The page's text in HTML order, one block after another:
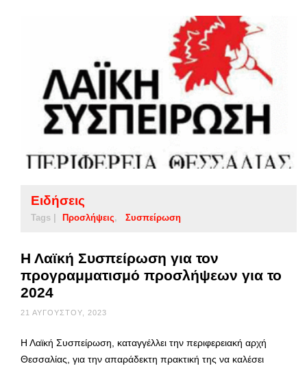
Ειδήσεις
Tags | Προσλήψεις Συσπείρωση
Η Λαϊκή Συσπείρωση για τον
προγραμματισμό προσλήψεων για το
2024
21 ΑΥΓΟΎΣΤΟΥ, 2023
Η Λαϊκή Συσπείρωση, καταγγέλλει την περιφερειακή αρχή
Θεσσαλίας, για την απαράδεκτη πρακτική της να καλέσει